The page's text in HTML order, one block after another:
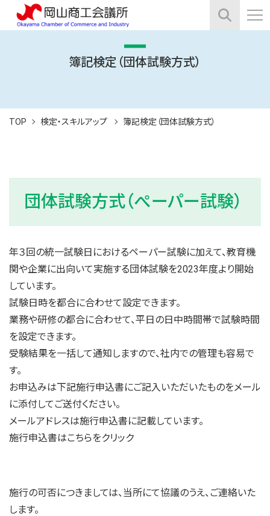
簿記検定（団体試験方式）
TOP 検定・スキルアップ 簿記検定（団体試験方式）
団体試験方式（ぺーパー試験）
年３回の統一試験日におけるペーパー試験に加えて、教育機
関や企業に出向いて実施する団体試験を2023年度より開始
しています。
試験日時を都合に合わせて設定できます。
業務や研修の都合に合わせて、平日の日中時間帯で試験時間
を設定できます。
受験結果を一括して通知しますので、社内での管理も容易で
す。
お申込みは下記施行申込書にご記入いただいたものをメール
に添付してご送付ください。
メールアドレスは施行申込書に記載しています。
施行申込書はこちらをクリック
施行の可否につきましては、当所にて協議のうえ、ご連絡いた
します。